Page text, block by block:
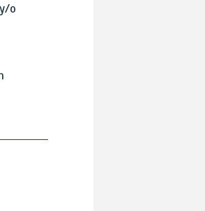
o